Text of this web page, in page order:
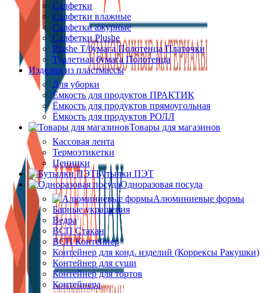
Салфетки
Салфетки влажные
Салфетки ажурные
Салфетки Plushe
Plushe Т/бумага Полотенца Платочки
Туалетная бумага Полотенца
Изделия из пластмассы
Для уборки
Ёмкость для продуктов ПРАКТИК
Ёмкость для продуктов прямоугольная
Ёмкость для продуктов РОЛЛ
Товары для магазинов
Кассовая лента
Термоэтикетки
Ценники
Бутылки ПЭТ
Одноразовая посуда
Алюминиевые формы
Барные украшения
Ведра
ВСП Стакан
ВСП Контейнер
Контейнер для конд. изделий (Коррексы Ракушки)
Контейнер для суши
Контейнер для тортов
Контейнера